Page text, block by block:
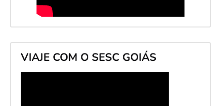
VIAJE COM O SESC GOIÁS